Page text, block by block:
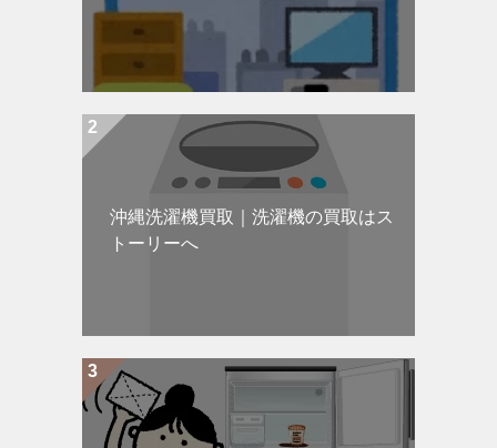
沖縄洗濯機買取｜洗濯機の買取はス
トーリーへ